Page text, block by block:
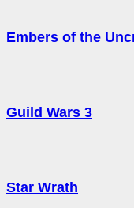
Embers of the
Guild Wars 3
Star Wrath